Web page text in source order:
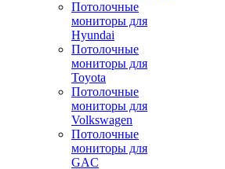
Потолочные
мониторы для
Hyundai
Потолочные
мониторы для
Toyota
Потолочные
мониторы для
Volkswagen
Потолочные
мониторы для
GAC